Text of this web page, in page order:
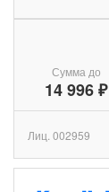
Сумма до
14 996 ₽
Лиц. 002959